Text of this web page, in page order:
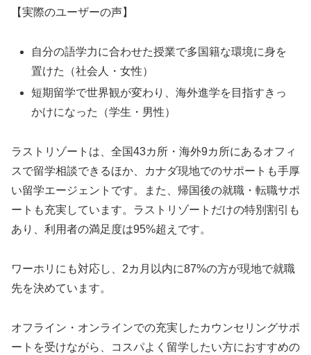
【実際のユーザーの声】
自分の語学力に合わせた授業で多国籍な環境に身を
置けた（社会人・女性）
短期留学で世界観が変わり、海外進学を目指すきっ
かけになった（学生・男性）
ラストリゾートは、全国43カ所・海外9カ所にあるオフィ
スで留学相談できるほか、カナダ現地でのサポートも手厚
い留学エージェントです。また、帰国後の就職・転職サポ
ートも充実しています。ラストリゾートだけの特別割引も
あり、利用者の満足度は95%超えです。
ワーホリにも対応し、2カ月以内に87%の方が現地で就職
先を決めています。
オフライン・オンラインでの充実したカウンセリングサポ
ートを受けながら、コスパよく留学したい方におすすめの